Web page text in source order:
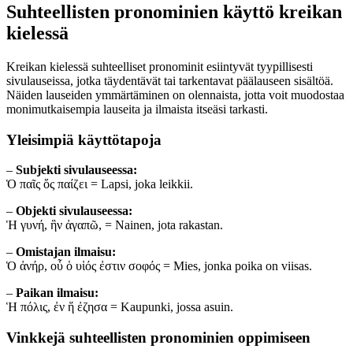
Suhteellisten pronominien käyttö kreikan
kielessä
Kreikan kielessä suhteelliset pronominit esiintyvät tyypillisesti
sivulauseissa, jotka täydentävät tai tarkentavat päälauseen sisältöä.
Näiden lauseiden ymmärtäminen on olennaista, jotta voit muodostaa
monimutkaisempia lauseita ja ilmaista itseäsi tarkasti.
Yleisimpiä käyttötapoja
– Subjekti sivulauseessa:
Ὁ παῖς ὅς παίζει = Lapsi, joka leikkii.
– Objekti sivulauseessa:
Ἡ γυνή, ἣν ἀγαπῶ, = Nainen, jota rakastan.
– Omistajan ilmaisu:
Ὁ ἀνήρ, οὗ ὁ υἱός ἐστιν σοφός = Mies, jonka poika on viisas.
– Paikan ilmaisu:
Ἡ πόλις, ἐν ἥ ἐζησα = Kaupunki, jossa asuin.
Vinkkejä suhteellisten pronominien oppimiseen